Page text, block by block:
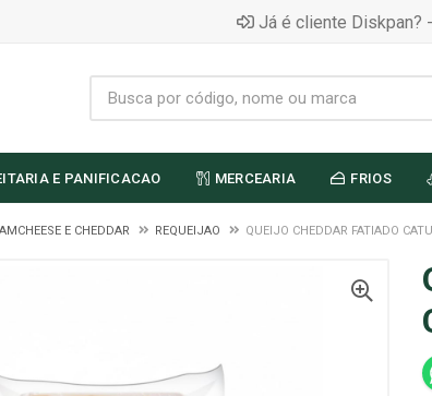
Já é cliente Diskpan?
E PANIFICACAO MERCEARIA FRIOS
E CHEDDAR REQUEIJAO QUEIJO CHEDDAR FATIADO